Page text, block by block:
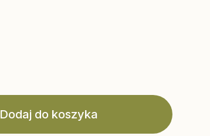
Dodaj do koszyka